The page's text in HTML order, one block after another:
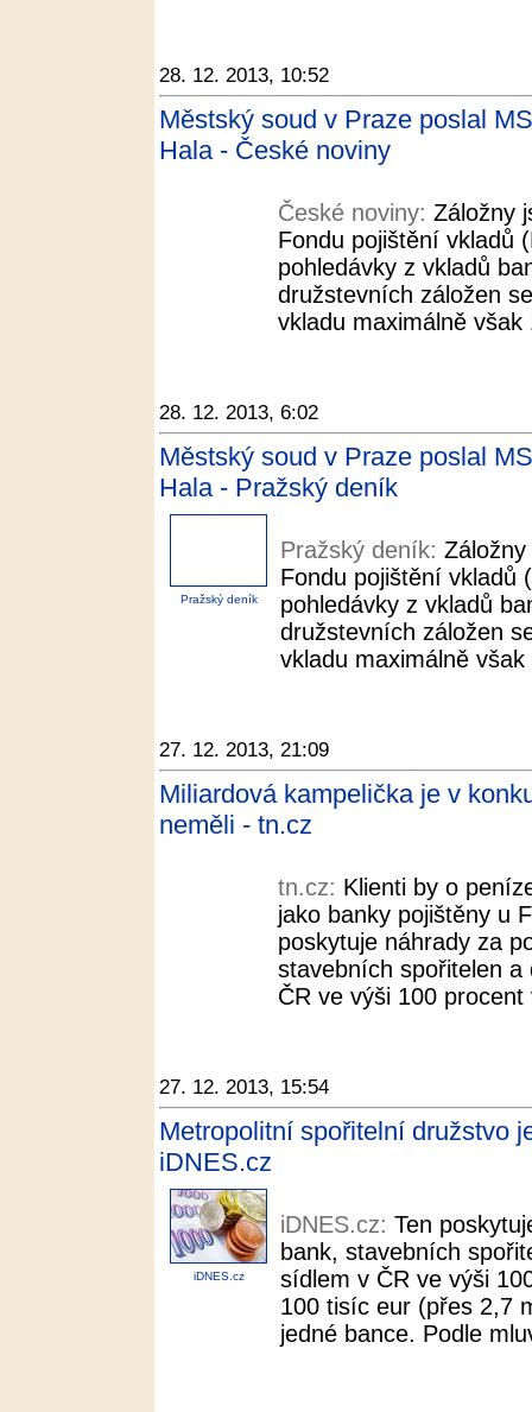
28. 12. 2013, 10:52
Městský soud v Praze poslal
Hala - České noviny
České noviny: Záložny
Fondu pojištění vkladů
pohledávky z vkladů
družstevních záložen
vkladu maximálně
28. 12. 2013, 6:02
Městský soud v Praze poslal
Hala - Pražský deník
Pražský deník
Pražský deník:
Fondu pojištění vkladů
pohledávky z vkladů
družstevních záložen
vkladu maximálně
27. 12. 2013, 21:09
Miliardová kampelička je v
neměli - tn.cz
tn.cz: Klienti by o
jako banky pojištěny u
poskytuje náhrady za
stavebních spořitelen
ČR ve výši 100 procent
27. 12. 2013, 15:54
Metropolitní spořitelní družstvo
iDNES.cz
iDNES.cz
iDNES.cz: Ten
bank, stavebních
sídlem v ČR ve výši
100 tisíc eur (přes 2,7
jedné bance. Podle